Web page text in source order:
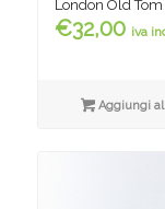
London Old Tom
€32,00 iva
Aggiungi al